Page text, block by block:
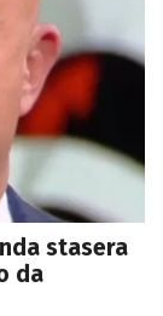
stasera
da